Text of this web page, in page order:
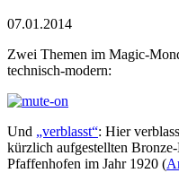
07.01.2014
Zwei Themen im Magic-
technisch-modern:
Und „verblasst“: Hier
kürzlich aufgestellten
Pfaffenhofen im Jahr 1920 (